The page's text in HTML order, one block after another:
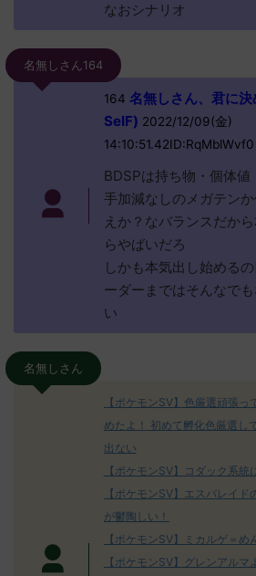
なおシナリオ
名無しさん164
164 名無しさん、君に
SeIF) 2022/12/09(金)
14:10:51.42ID:RqMblWvf0
BDSPは持ち物・個体
手加減なしのメガテン
えか？なバランスだか
らやばいだろ
しかも本気出し始める
ーダーまではそんなで
い
名無しさん
【ポケモンSV】色厳選頑張
めたよ！ 初めて孵化色厳選し
出ない
【ポケモンSV】コダック系統
【ポケモンSV】エスバレイ
が鬱陶しい！
【ポケモンSV】ミカルゲ＝
【ポケモンSV】グレンアル